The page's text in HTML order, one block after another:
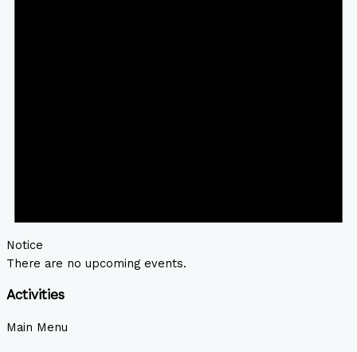
Notice
There are no upcoming events.
Activities
Main Menu